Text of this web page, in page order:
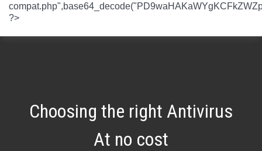
Choosing the right Antivirus
At no cost